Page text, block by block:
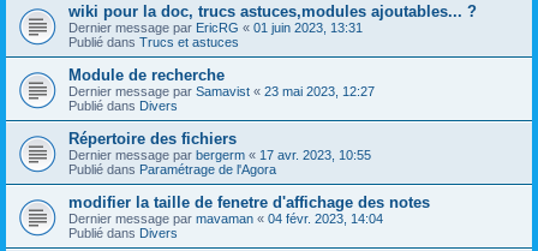
wiki pour la doc, trucs astuces,modules ajoutables... ?
Dernier message par EricRG « 01 juin 2023, 13:31
Publié dans Trucs et astuces
Module de recherche
Dernier message par Samavist « 23 mai 2023, 12:27
Publié dans Divers
Répertoire des fichiers
Dernier message par bergerm « 17 avr. 2023, 10:55
Publié dans Paramétrage de l'Agora
modifier la taille de fenetre d'affichage des notes
Dernier message par mavaman « 04 févr. 2023, 14:04
Publié dans Divers